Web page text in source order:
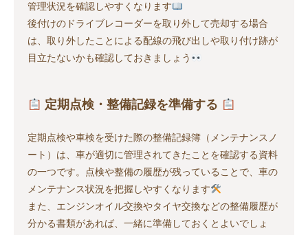
管理状況を確認しやすくなります
後付けのドライブレコーダーを取り外して売却する場合
は、取り外したことによる配線の飛び出しや取り付け跡が
目立たないかも確認しておきましょう
定期点検・整備記録を準備する
定期点検や車検を受けた際の整備記録簿（メンテナンスノ
ート）は、車が適切に管理されてきたことを確認する資料
の一つです。点検や整備の履歴が残っていることで、車の
メンテナンス状況を把握しやすくなります
また、エンジンオイル交換やタイヤ交換などの整備履歴が
分かる書類があれば、一緒に準備しておくとよいでしょ